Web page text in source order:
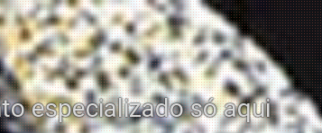
especializado só aqui